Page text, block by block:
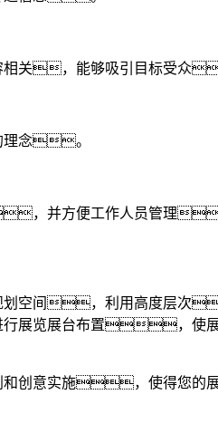
相关，能够吸引目标受众
理念。
，并方便工作人员管理
间，利用高度层次
览展台布置，使展
创意实施，使得您的展